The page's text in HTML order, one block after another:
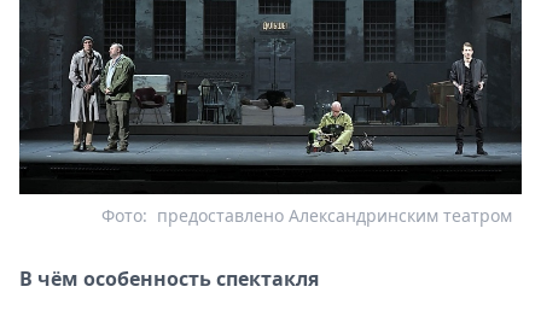
предоставлено Александринским театром
Фото:
В чём особенность спектакля